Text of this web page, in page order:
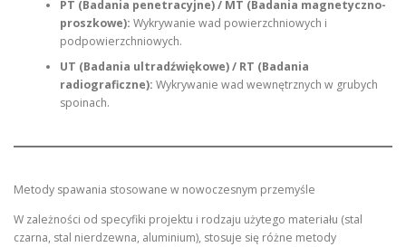
PT (Badania penetracyjne) / MT (Badania magnetyczno-
proszkowe): Wykrywanie wad powierzchniowych i
podpowierzchniowych.
UT (Badania ultradźwiękowe) / RT (Badania
radiograficzne): Wykrywanie wad wewnętrznych w grubych
spoinach.
Metody spawania stosowane w nowoczesnym przemyśle
W zależności od specyfiki projektu i rodzaju użytego materiału (stal
czarna, stal nierdzewna, aluminium), stosuje się różne metody